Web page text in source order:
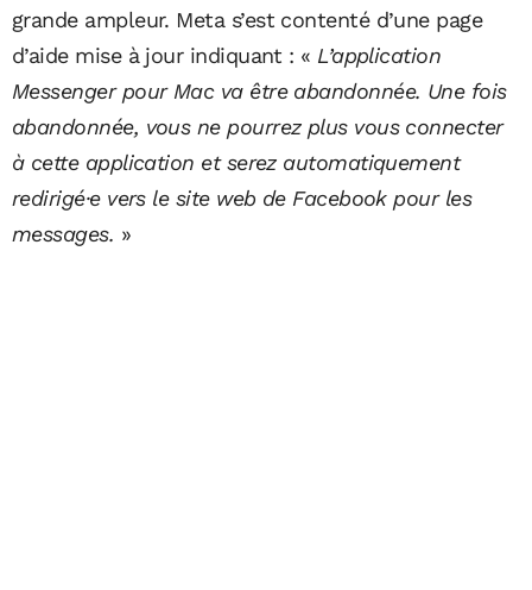
grande ampleur. Meta s’est contenté d’une page
d’aide mise à jour indiquant : « L’application
Messenger pour Mac va être abandonnée. Une fois
abandonnée, vous ne pourrez plus vous connecter
à cette application et serez automatiquement
redirigé·e vers le site web de Facebook pour les
messages. »